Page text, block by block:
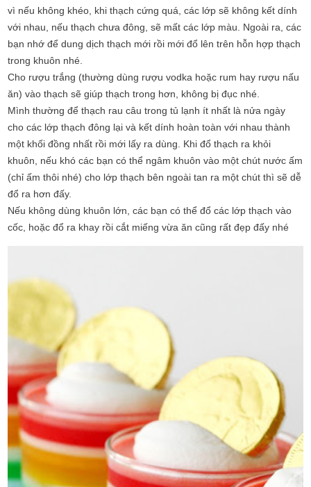
vì nếu không khéo, khi thạch cứng quá, các lớp sẽ không kết dính
với nhau, nếu thạch chưa đông, sẽ mất các lớp màu. Ngoài ra, các
bạn nhớ để dung dịch thạch mới rồi mới đổ lên trên hỗn hợp thạch
trong khuôn nhé.
Cho rượu trắng (thường dùng rượu vodka hoặc rum hay rượu nấu
ăn) vào thạch sẽ giúp thạch trong hơn, không bị đục nhé.
Mình thường để thạch rau câu trong tủ lạnh ít nhất là nửa ngày
cho các lớp thạch đông lại và kết dính hoàn toàn với nhau thành
một khối đồng nhất rồi mới lấy ra dùng. Khi đổ thạch ra khỏi
khuôn, nếu khó các bạn có thể ngâm khuôn vào một chút nước ấm
(chỉ ấm thôi nhé) cho lớp thạch bên ngoài tan ra một chút thì sẽ dễ
đổ ra hơn đấy.
Nếu không dùng khuôn lớn, các bạn có thể đổ các lớp thạch vào
cốc, hoặc đổ ra khay rồi cắt miếng vừa ăn cũng rất đẹp đấy nhé